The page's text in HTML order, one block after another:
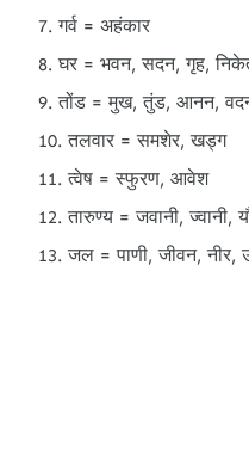
गर्व = अहंकार
घर = भवन, सदन, गृह,
तोंड = मुख, तुंड, आनन,
तलवार = समशेर, खड्ग
त्वेष = स्फुरण, आवेश
तारुण्य = जवानी, ज्वानी,
जल = पाणी, जीवन,